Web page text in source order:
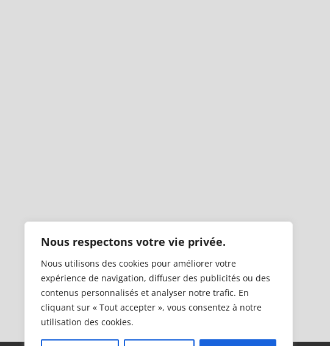
Nous respectons votre vie privée.
Nous utilisons des cookies pour améliorer votre
expérience de navigation, diffuser des publicités ou des
contenus personnalisés et analyser notre trafic. En
cliquant sur « Tout accepter », vous consentez à notre
utilisation des cookies.